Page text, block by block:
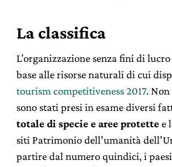
La classifica
L’organizzazione senza fini di
base alle risorse naturali di cui
tourism competitiveness 2017.
sono stati presi in esame diversi
totale di specie e aree protettee
siti Patrimonio dell’umanità
partire dal numero quindici, i